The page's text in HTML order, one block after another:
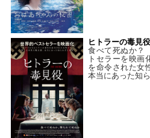
ヒトラーの毒見
食べて死ぬか？
トセラーを映画
を命令された女
本当にあった知